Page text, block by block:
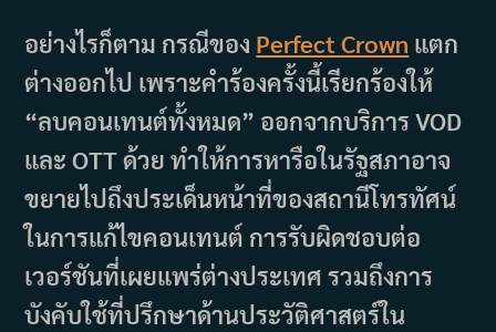
อย่างไรก็ตาม กรณีของ Perfect Crown แตก
ต่างออกไป เพราะคำร้องครั้งนี้เรียกร้องให้
“ลบคอนเทนต์ทั้งหมด” ออกจากบริการ VOD
และ OTT ด้วย ทำให้การหารือในรัฐสภาอาจ
ขยายไปถึงประเด็นหน้าที่ของสถานีโทรทัศน์
ในการแก้ไขคอนเทนต์ การรับผิดชอบต่อ
เวอร์ชันที่เผยแพร่ต่างประเทศ รวมถึงการ
บังคับใช้ที่ปรึกษาด้านประวัติศาสตร์ใน